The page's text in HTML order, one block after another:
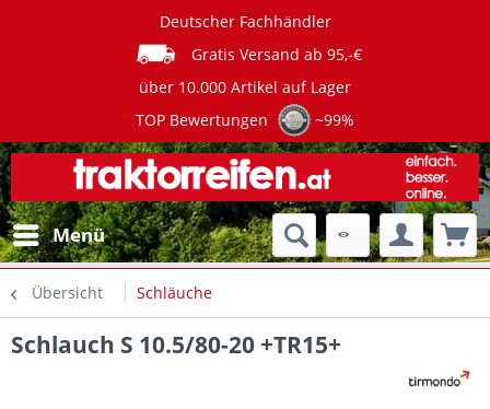
Deutscher Fachhändler
Gratis Versand ab 95,-€
über 10.000 Artikel auf Lager
TOP Bewertungen
~99%
Menü
Übersicht Schläuche
Schlauch S 10.5/80-20 +TR15+